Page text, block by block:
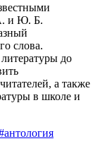
и Ю. Б.
слова.
до
а также
в школе и